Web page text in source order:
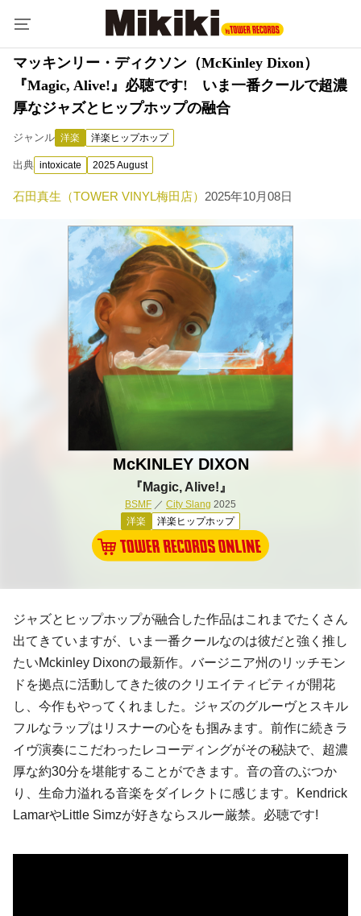
マッキンリー・ディクソン（McKinley Dixon）
『Magic, Alive!』必聴です! いま一番クールで超濃
厚なジャズとヒップホップの融合
ジャンル 洋楽 洋楽ヒップホップ
出典 intoxicate 2025 August
石田真生（TOWER VINYL梅田店） 2025年10月08日
McKINLEY DIXON
『Magic, Alive!』
BSMF ／ City Slang 2025
洋楽
洋楽ヒップホップ
ジャズとヒップホップが融合した作品はこれまでたくさん
出てきていますが、いま一番クールなのは彼だと強く推し
たいMckinley Dixonの最新作。バージニア州のリッチモン
ドを拠点に活動してきた彼のクリエイティビティが開花
し、今作もやってくれました。ジャズのグルーヴとスキル
フルなラップはリスナーの心をも掴みます。前作に続きラ
イヴ演奏にこだわったレコーディングがその秘訣で、超濃
厚な約30分を堪能することができます。音の音のぶつか
り、生命力溢れる音楽をダイレクトに感じます。Kendrick
LamarやLittle Simzが好きならスルー厳禁。必聴です!